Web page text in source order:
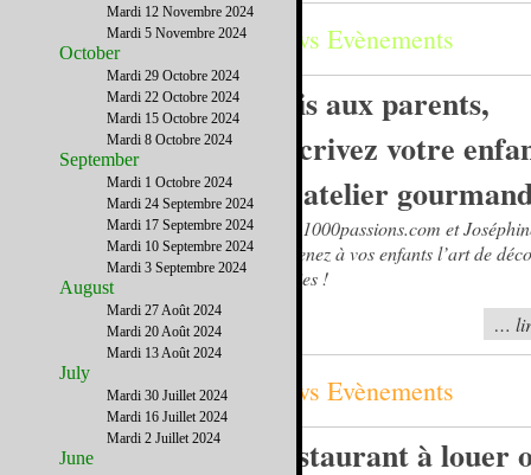
News Evènements
Avis aux parents,
inscrivez votre
un atelier
Avec 1000passions.com et
apprenez à vos enfants l’art de
cookies !
…
News Evènements
Restaurant à louer
Mardi 12 Novembre 2024
Mardi 5 Novembre 2024
October
Mardi 29 Octobre 2024
Mardi 22 Octobre 2024
Mardi 15 Octobre 2024
Mardi 8 Octobre 2024
September
Mardi 1 Octobre 2024
Mardi 24 Septembre 2024
Mardi 17 Septembre 2024
Mardi 10 Septembre 2024
Mardi 3 Septembre 2024
August
Mardi 27 Août 2024
Mardi 20 Août 2024
Mardi 13 Août 2024
July
Mardi 30 Juillet 2024
Mardi 16 Juillet 2024
Mardi 2 Juillet 2024
June